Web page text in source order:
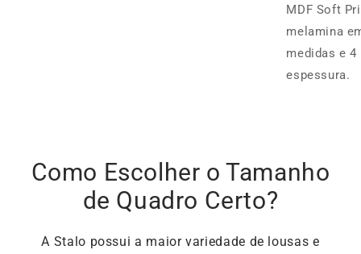
MDF Soft
melamina
medidas e
espessura.
Como Escolher o Tamanho
de Quadro Certo?
A Stalo possui a maior variedade de lousas e